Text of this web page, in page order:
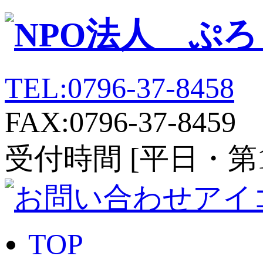
TEL:0796-37-8458
FAX:0796-37-8459
受付時間 [平日・
TOP